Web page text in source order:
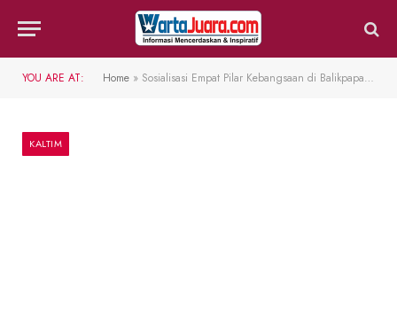
YOU ARE AT: Home » Sosialisasi Empat Pilar Kebangsaan di Balikpapan, Edi Oloan: Kaltim Miniatur Indonesia
KALTIM